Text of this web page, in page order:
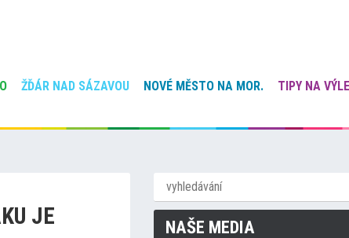
ŽĎÁR NAD SÁZAVOU NOVÉ MĚSTO NA MOR.
TIPY NA
JE
NAŠE MEDIA